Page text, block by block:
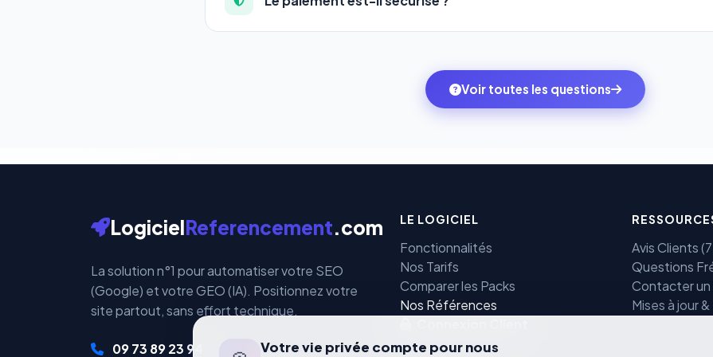
qui correspond à vos ambitions du moment — sans perdre vos données ni votre
par ces plateformes certifiées PCI DSS. Voir toutes les questions
LogicielReferencement.com
La solution n°1 pour automatiser votre SEO
(Google) et votre GEO (IA). Positionnez votre
site partout, sans effort technique.
09 73 89 23 94
LE LOGICIEL
Fonctionnalités
Nos Tarifs
Comparer les Packs
Nos Références
Avis Clients
Questions
Contacter un
Mises à jour
Votre vie privée compte pour nous